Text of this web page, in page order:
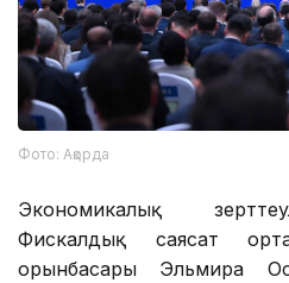
Фото: Ақорда
Экономикалық
Фискалдық саясат
орынбасары Эльмира